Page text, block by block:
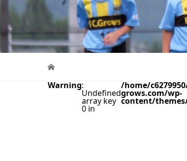
Warning:
Undefined
array key
0 in
/home/
grows.com/wp-
content/